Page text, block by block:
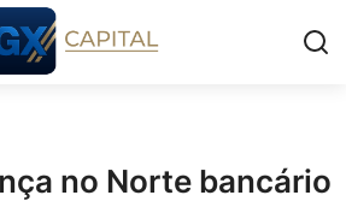
no Norte bancário